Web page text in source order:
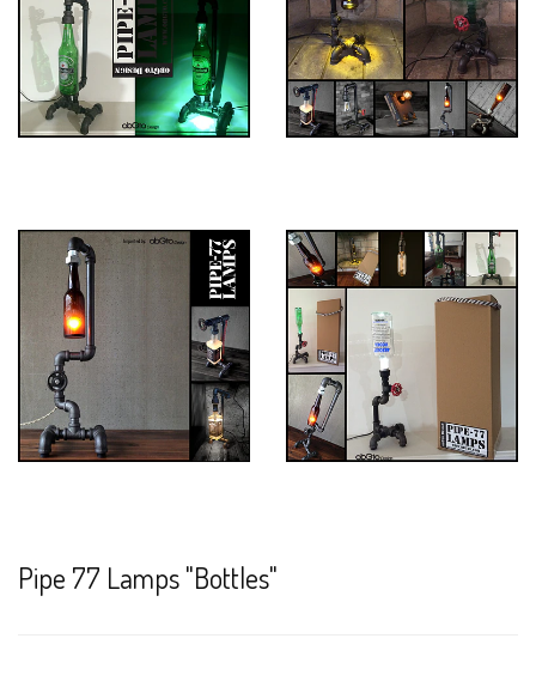
Pipe 77 Lamps "Bottles"